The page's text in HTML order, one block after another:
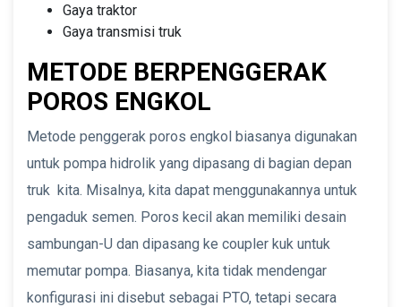
Gaya traktor
Gaya transmisi truk
METODE BERPENGGERAK
POROS ENGKOL
Metode penggerak poros engkol biasanya digunakan
untuk pompa hidrolik yang dipasang di bagian depan
truk kita. Misalnya, kita dapat menggunakannya untuk
pengaduk semen. Poros kecil akan memiliki desain
sambungan-U dan dipasang ke coupler kuk untuk
memutar pompa. Biasanya, kita tidak mendengar
konfigurasi ini disebut sebagai PTO, tetapi secara